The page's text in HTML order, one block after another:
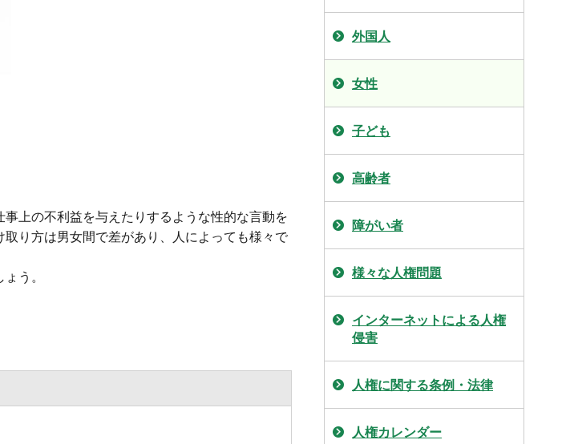
上の不利益を与えたりするような性的な言動を
り方は男女間で差があり、人によっても様々で
う。
外国人
女性
子ども
高齢者
障がい者
様々な人権問題
インターネットによる人権
侵害
人権に関する条例・法律
人権カレンダー